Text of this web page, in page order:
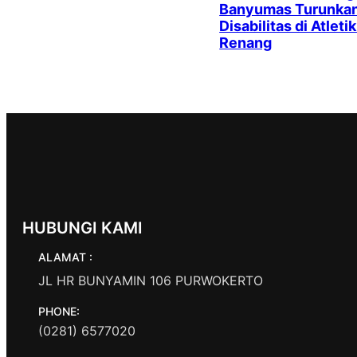
Banyumas
Disabilitas di
Renang
HUBUNGI KAMI
ALAMAT :
JL HR BUNYAMIN 106 PURWOKERTO
PHONE:
(0281) 6577020